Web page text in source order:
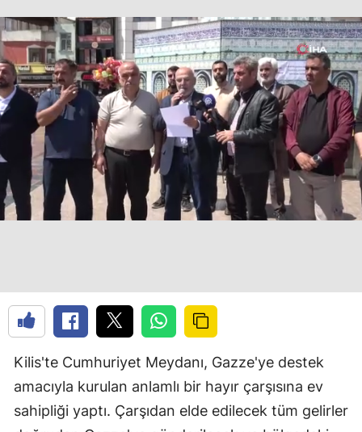
Kilis'te Cumhuriyet Meydanı, Gazze'ye destek
amacıyla kurulan anlamlı bir hayır çarşısına ev
sahipliği yaptı. Çarşıdan elde edilecek tüm gelirler